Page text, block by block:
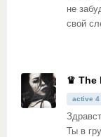
не
свой
♛ The
active 4
Ты в